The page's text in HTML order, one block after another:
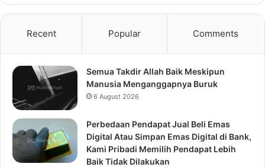
Recent Popular Comments
Semua Takdir Allah Baik Meskipun
Manusia Menganggapnya Buruk
6 August 2026
Perbedaan Pendapat Jual Beli Emas
Digital Atau Simpan Emas Digital di Bank,
Kami Pribadi Memilih Pendapat Lebih
Baik Tidak Dilakukan